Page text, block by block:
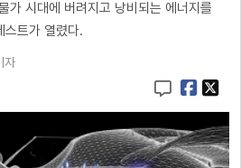
가 시대에 버려지고 낭비되는 에너지를
트가 열렸다.
자